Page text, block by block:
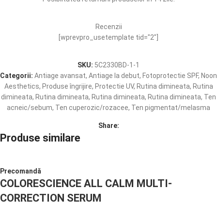
Recenzii
[wprevpro_usetemplate tid="2"]
SKU: 5C2330BD-1-1
Categorii: Antiage avansat, Antiage la debut, Fotoprotectie SPF, Noon
Aesthetics, Produse îngrijire, Protectie UV, Rutina dimineata, Rutina
dimineata, Rutina dimineata, Rutina dimineata, Rutina dimineata, Ten
acneic/sebum, Ten cuperozic/rozacee, Ten pigmentat/melasma
Share:
Produse similare
Precomandă
COLORESCIENCE ALL CALM MULTI-
CORRECTION SERUM